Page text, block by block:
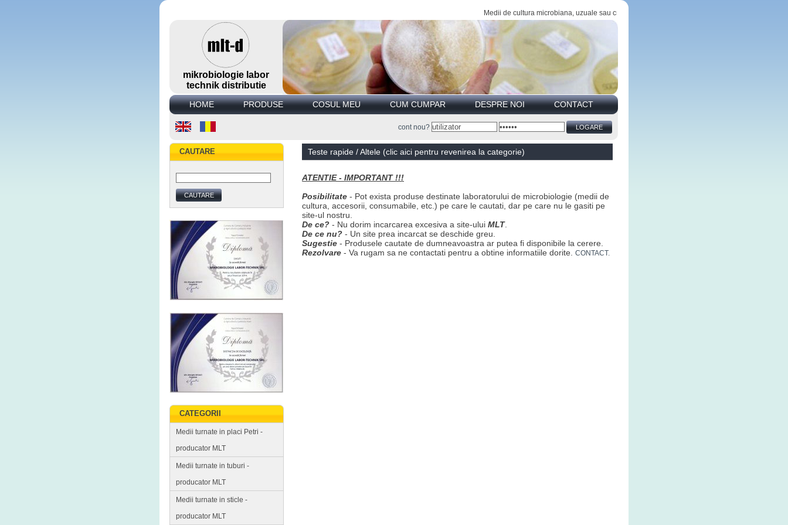
Medii de cultura microbiana, uzuale sau cromogene, ideale pentru orice laborator de
mikrobiologie labor
technik distributie
HOME PRODUSE COSUL MEU CUM CUMPAR DESPRE NOI CONTACT
cont nou?
CAUTARE
CATEGORII
Medii turnate in placi Petri -
producator MLT
Medii turnate in tuburi -
producator MLT
Medii turnate in sticle -
producator MLT
Teste rapide / Altele (clic aici pentru revenirea la categorie)
ATENTIE - IMPORTANT !!!
Posibilitate - Pot exista produse destinate laboratorului de microbiologie (medii de
cultura, accesorii, consumabile, etc.) pe care le cautati, dar pe care nu le gasiti pe
site-ul nostru.
De ce? - Nu dorim incarcarea excesiva a site-ului MLT.
De ce nu? - Un site prea incarcat se deschide greu.
Sugestie - Produsele cautate de dumneavoastra ar putea fi disponibile la cerere.
Rezolvare - Va rugam sa ne contactati pentru a obtine informatiile dorite. CONTACT.